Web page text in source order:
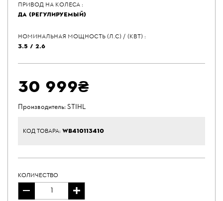
ПРИВОД НА КОЛЕСА :
ДА (РЕГУЛИРУЕМЫЙ)
НОМИНАЛЬНАЯ МОЩНОСТЬ (Л.С) / (КВТ) :
3.5 / 2.6
30 999₴
Производитель:STIHL
КОД ТОВАРА: WB410113410
КОЛИЧЕСТВО